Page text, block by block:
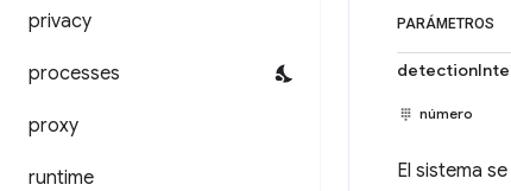
privacy
processes
proxy
runtime
PARÁMETROS
número
El sistema